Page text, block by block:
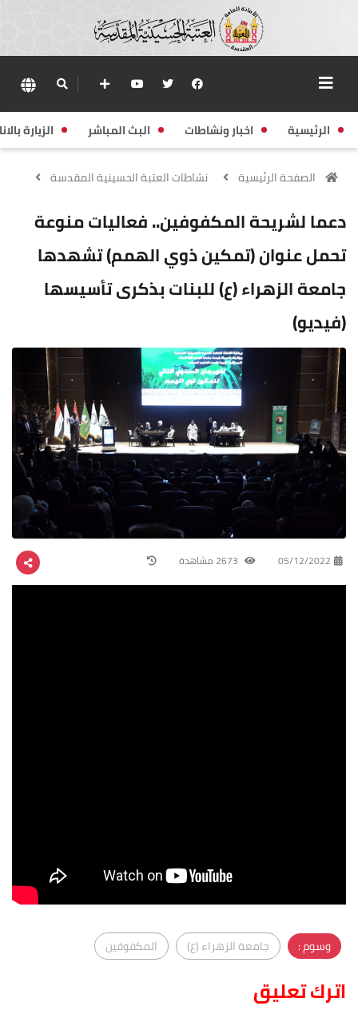
الرئيسية اخبار ونشاطات البث المباشر الزيارة
الصفحة الرئيسية نشاطات العتبة الحسينية المقدسة
دعما لشريحة المكفوفين.. فعاليات منوعة
تحمل عنوان (تمكين ذوي الهمم) تشهدها
جامعة الزهراء (ع) للبنات بذكرى تأسيسها
(فيديو)
05/12/2022
وسوم : جامعة الزهراء (ع) المكفوفين
اترك تعليق